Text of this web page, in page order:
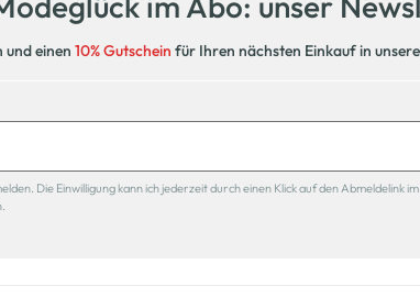
und einen 10% Gutschein für Ihren nächsten Einkauf in
Die Einwilligung kann ich jederzeit durch einen Klick auf den Abmeldelink